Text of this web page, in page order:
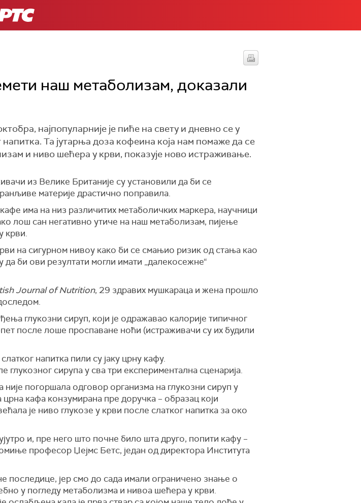
наш метаболизам, доказали
најпопуларније је пиће на свету и дневно се у
Та јутарња доза кофеина која нам помаже да се
и ниво шећера у крви, показује ново истраживање.
из Велике Британије су установили да би се
материје драстично поправила.
има на низ различитих метаболичких маркера, научници
лош сан негативно утиче на наш метаболизам, пијење
крви.
на сигурном нивоу како би се смањио ризик од стања као
да би ови резултати могли имати „далекосежне“
Journal of Nutrition, 29 здравих мушкараца и жена прошло
глукозни сируп, који је одражавао калорије типичног
после лоше проспаване ноћи (истраживачи су их будили
напитка пили су јаку црну кафу.
сирупа у сва три експериментална сценарија.
погоршала одговор организма на глукозни сируп у
кафа конзумирана пре доручка – образац који
је ниво глукозе у крви после слатког напитка за око
и, пре него што почне било шта друго, попити кафу –
професор Џејмс Бетс, један од директора Института
последице, јер смо до сада имали ограничено знање о
у погледу метаболизма и нивоа шећера у крви.